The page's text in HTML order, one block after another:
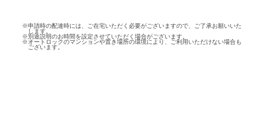
※申請時の配達時には、ご在宅いただく必要がございますので、ご了承お願いいた
します。
※別途説明のお時間を設定させていただく場合がございます。
※オートロックのマンションや置き場所の環境により、ご利用いただけない場合も
ございます。